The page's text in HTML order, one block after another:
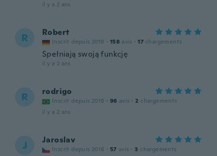
il y a 2 ans
R Robert
Inscrit depuis 2018 · 158 avis · 17 chargements
Spełniają swoją funkcję
il y a 2 ans
R rodrigo
Inscrit depuis 2018 · 96 avis · 2 chargements
il y a 2 ans
J Jaroslav
Inscrit depuis 2016 · 57 avis · 3 chargements